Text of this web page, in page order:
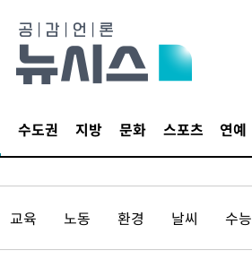
수도권 지방 문화 스포츠 연예
교육 노동 환경 날씨 수능